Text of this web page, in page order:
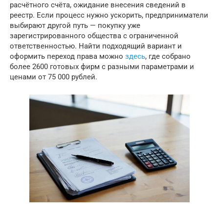
расчётного счёта, ожидание внесения сведений в
реестр. Если процесс нужно ускорить, предприниматели
выбирают другой путь — покупку уже
зарегистрированного общества с ограниченной
ответственностью. Найти подходящий вариант и
оформить переход права можно здесь, где собрано
более 2600 готовых фирм с разными параметрами и
ценами от 75 000 рублей.